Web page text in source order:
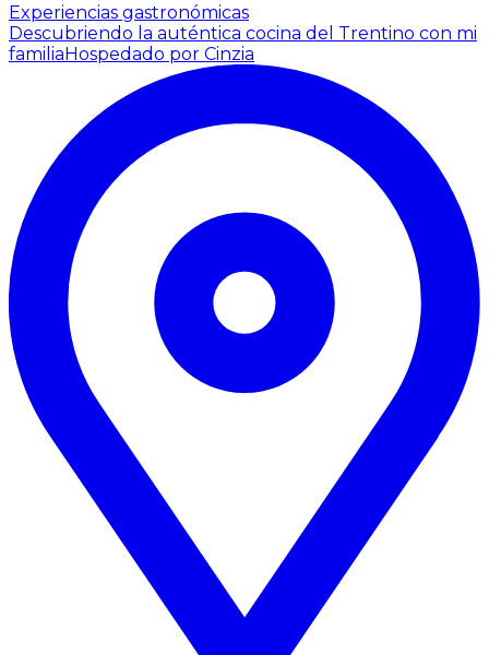
Experiencias gastronómicas
Descubriendo la auténtica cocina del Trentino con mi
familiaHospedado por Cinzia